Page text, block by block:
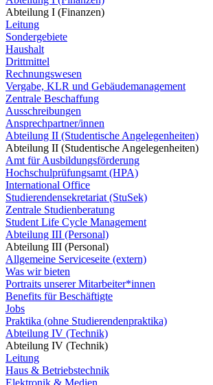
Abteilung I (Finanzen)
Leitung
Sondergebiete
Haushalt
Drittmittel
Rechnungswesen
Vergabe, KLR und Gebäudemanagement
Zentrale Beschaffung
Ausschreibungen
Ansprechpartner/innen
Abteilung II (Studentische Angelegenheiten)
Abteilung II (Studentische Angelegenheiten)
Amt für Ausbildungsförderung
Hochschulprüfungsamt (HPA)
International Office
Studierendensekretariat (StuSek)
Zentrale Studienberatung
Student Life Cycle Management
Abteilung III (Personal)
Abteilung III (Personal)
Allgemeine Serviceseite (extern)
Was wir bieten
Portraits unserer Mitarbeiter*innen
Benefits für Beschäftigte
Jobs
Praktika (ohne Studierendenpraktika)
Abteilung IV (Technik)
Abteilung IV (Technik)
Leitung
Haus & Betriebstechnik
Elektronik & Medien